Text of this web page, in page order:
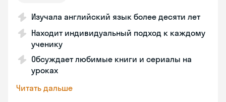
Изучала английский язык более десяти лет
Находит индивидуальный подход к каждому
ученику
Обсуждает любимые книги и сериалы на
уроках
Читать дальше